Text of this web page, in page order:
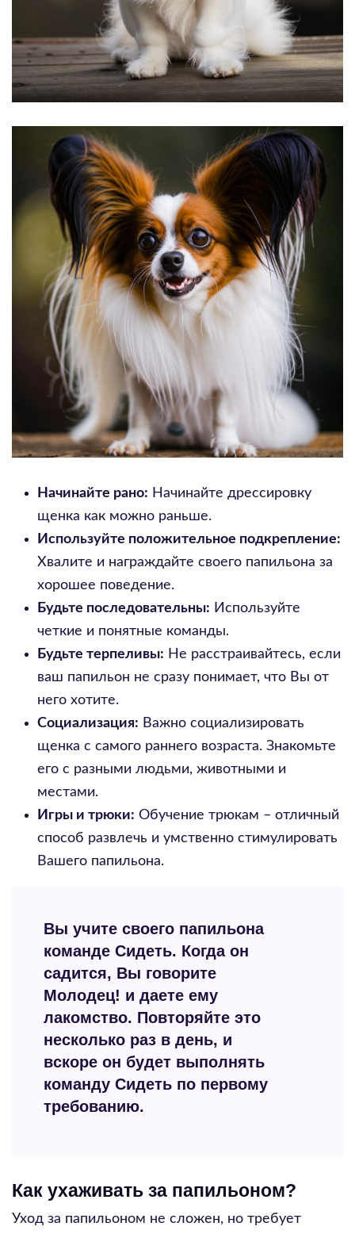
Начинайте рано: Начинайте дрессировку
щенка как можно раньше.
Используйте положительное подкрепление:
Хвалите и награждайте своего папильона за
хорошее поведение.
Будьте последовательны: Используйте
четкие и понятные команды.
Будьте терпеливы: Не расстраивайтесь, если
ваш папильон не сразу понимает, что Вы от
него хотите.
Социализация: Важно социализировать
щенка с самого раннего возраста. Знакомьте
его с разными людьми, животными и
местами.
Игры и трюки: Обучение трюкам – отличный
способ развлечь и умственно стимулировать
Вашего папильона.
Вы учите своего папильона
команде Сидеть. Когда он
садится, Вы говорите
Молодец! и даете ему
лакомство. Повторяйте это
несколько раз в день, и
вскоре он будет выполнять
команду Сидеть по первому
требованию.
Как ухаживать за папильоном?
Уход за папильоном не сложен, но требует